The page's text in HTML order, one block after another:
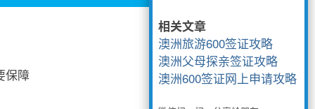
保障
相关文章
澳洲旅游600签证攻略
澳洲父母探亲签证攻略
澳洲600签证网上申请攻略